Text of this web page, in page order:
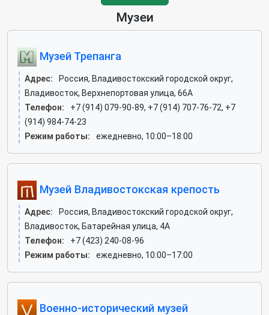
Музеи
Музей Трепанга
Адрес:
Россия, Владивостокский городской округ,
Владивосток, Верхнепортовая улица, 66А
Телефон:
+7 (914) 079-90-89, +7 (914) 707-76-72, +7
(914) 984-74-23
Режим работы:
ежедневно, 10:00–18:00
Музей Владивостокская крепость
Адрес:
Россия, Владивостокский городской округ,
Владивосток, Батарейная улица, 4А
Телефон:
+7 (423) 240-08-96
Режим работы:
ежедневно, 10:00–17:00
Военно-исторический музей